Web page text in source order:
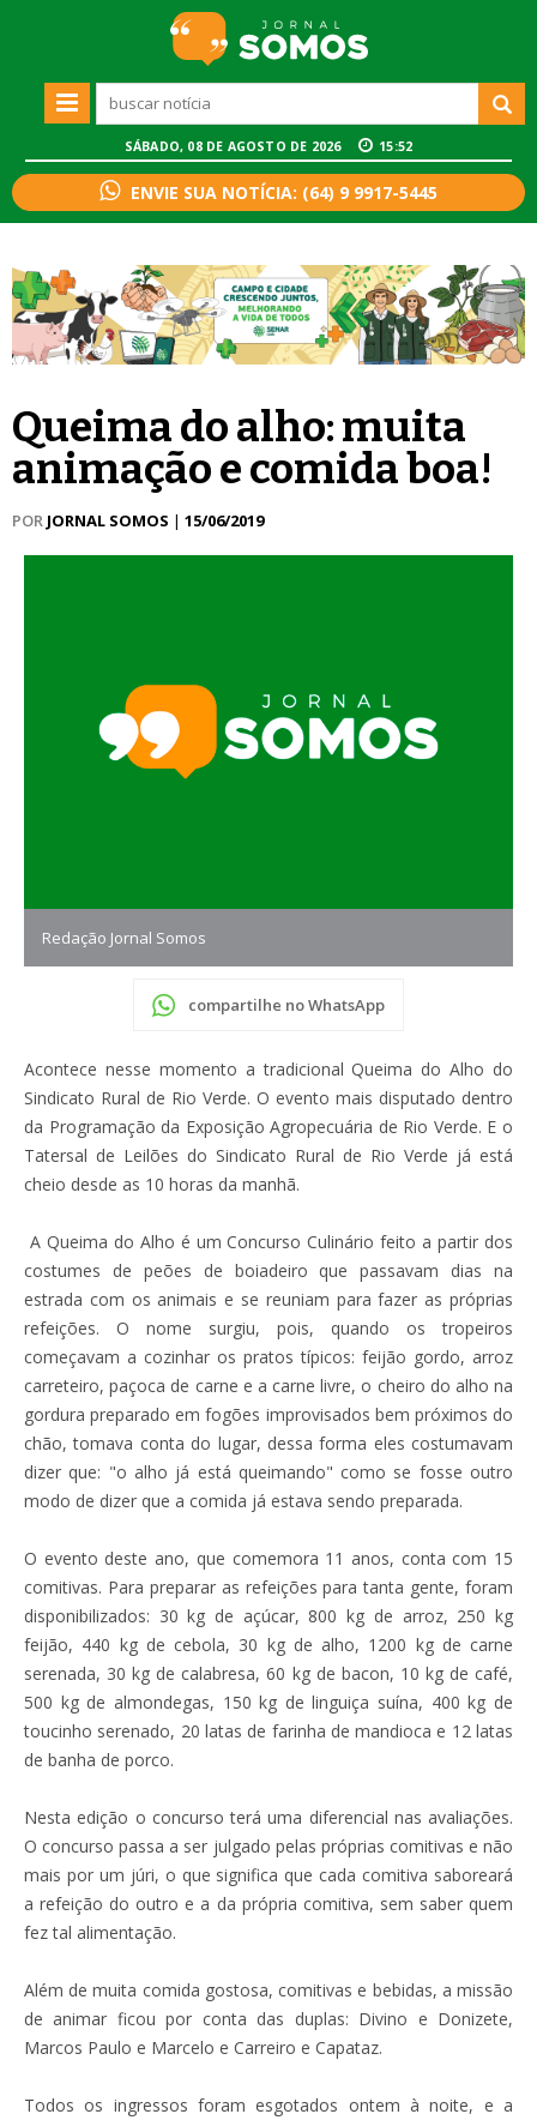
SÁBADO, 08 DE AGOSTO DE 2026 15:52
ENVIE SUA NOTÍCIA: (64) 9 9917-5445
Queima do alho: muita
animação e comida boa!
POR JORNAL SOMOS | 15/06/2019
Redação Jornal Somos
compartilhe no WhatsApp
Acontece nesse momento a tradicional Queima do Alho do
Sindicato Rural de Rio Verde. O evento mais disputado dentro
da Programação da Exposição Agropecuária de Rio Verde. E o
Tatersal de Leilões do Sindicato Rural de Rio Verde já está
cheio desde as 10 horas da manhã.
A Queima do Alho é um Concurso Culinário feito a partir dos
costumes de peões de boiadeiro que passavam dias na
estrada com os animais e se reuniam para fazer as próprias
refeições. O nome surgiu, pois, quando os tropeiros
começavam a cozinhar os pratos típicos: feijão gordo, arroz
carreteiro, paçoca de carne e a carne livre, o cheiro do alho na
gordura preparado em fogões improvisados bem próximos do
chão, tomava conta do lugar, dessa forma eles costumavam
dizer que: "o alho já está queimando" como se fosse outro
modo de dizer que a comida já estava sendo preparada.
O evento deste ano, que comemora 11 anos, conta com 15
comitivas. Para preparar as refeições para tanta gente, foram
disponibilizados: 30 kg de açúcar, 800 kg de arroz, 250 kg
feijão, 440 kg de cebola, 30 kg de alho, 1200 kg de carne
serenada, 30 kg de calabresa, 60 kg de bacon, 10 kg de café,
500 kg de almondegas, 150 kg de linguiça suína, 400 kg de
toucinho serenado, 20 latas de farinha de mandioca e 12 latas
de banha de porco.
Nesta edição o concurso terá uma diferencial nas avaliações.
O concurso passa a ser julgado pelas próprias comitivas e não
mais por um júri, o que significa que cada comitiva saboreará
a refeição do outro e a da própria comitiva, sem saber quem
fez tal alimentação.
Além de muita comida gostosa, comitivas e bebidas, a missão
de animar ficou por conta das duplas: Divino e Donizete,
Marcos Paulo e Marcelo e Carreiro e Capataz.
Todos os ingressos foram esgotados ontem à noite, e a